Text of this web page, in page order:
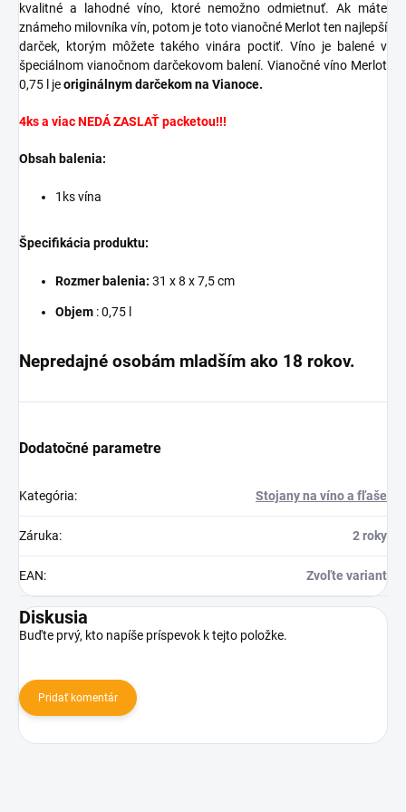
kvalitné a lahodné víno, ktoré nemožno odmietnuť. Ak máte
známeho milovníka vín, potom je toto vianočné Merlot ten najlepší
darček, ktorým môžete takého vinára poctiť. Víno je balené v
špeciálnom vianočnom darčekovom balení. Vianočné víno Merlot
0,75 l jeoriginálnym darčekom na Vianoce.
4ks a viac NEDÁ ZASLAŤ packetou!!!
Obsah balenia:
1ks vína
Špecifikácia produktu:
Rozmer balenia: 31 x 8 x 7,5 cm
Objem : 0,75 l
Nepredajné osobám mladším ako 18 rokov.
Dodatočné parametre
Kategória: Stojany na víno a fľaše
Záruka: 2 roky
EAN: Zvoľte variant
Diskusia
Buďte prvý, kto napíše príspevok k tejto položke.
Pridať komentár